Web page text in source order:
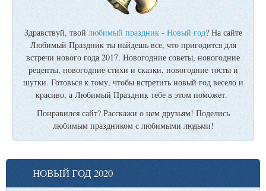
Здравствуй, твой любимый праздник - Новый год? На сайте
Любимый Праздник ты найдешь все, что пригодится для
встречи нового года 2017. Новогодние советы, новогодние
рецепты, новогодние стихи и сказки, новогодние тосты и
шутки. Готовься к тому, чтобы встретить новый год весело и
красиво, а Любимый Праздник тебе в этом поможет.
Понравился сайт? Расскажи о нем друзьям! Поделись
любимым праздником с любимыми людьми!
НОВЫЙ ГОД 2020